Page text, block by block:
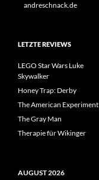
andreschnack.de
LETZTE REVIEWS
LEGO Star Wars Luke
Skywalker
Honey Trap: Derby
The American Experiment
The Gray Man
Therapie für Wikinger
AUGUST 2026